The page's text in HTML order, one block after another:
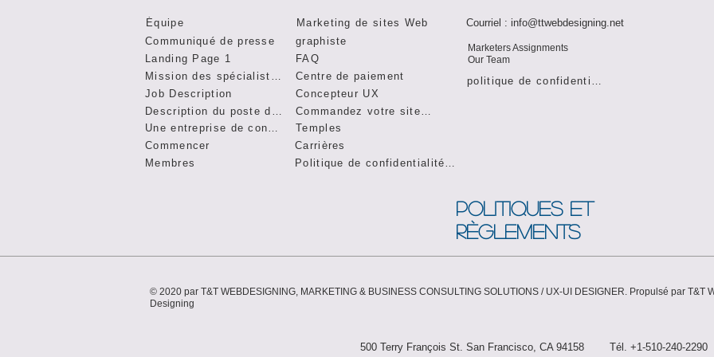
Équipe
Communiqué de presse
Landing Page 1
Job Description
Commencer
Membres
Marketing de sites Web
graphiste
FAQ
Centre de paiement
Concepteur UX
Temples
Carrières
Courriel : info@ttwebdesigning.net
Marketers Assignments
Our Team
© 2020 par T&T WEBDESIGNING, MARKETING & BUSINESS CONSULTING SOLUTIONS / UX-UI DESIGNER. Propulsé par T&T
Designing
POLITIQUES ET
RÈGLEMENTS
500 Terry François St. San Francisco, CA 94158 Tél. +1-510-240-2290